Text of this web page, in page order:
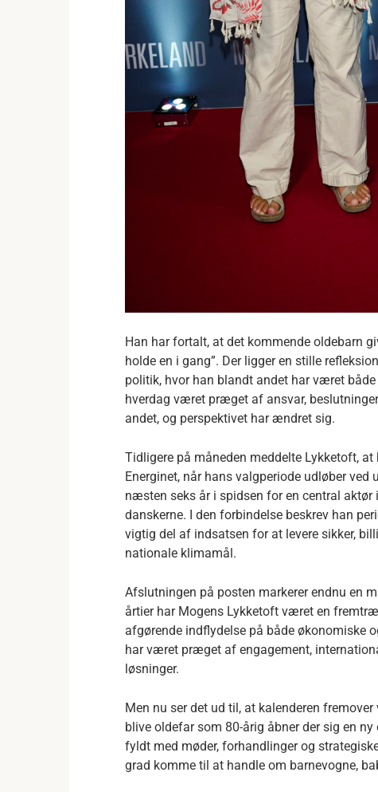
Han har fortalt, at det kommende oldebarn
holde en i gang”. Der ligger en stille
politik, hvor han blandt andet har været
hverdag været præget af ansvar,
andet, og perspektivet har ændret sig.
Tidligere på måneden meddelte Lykketoft,
Energinet, når hans valgperiode udløber
næsten seks år i spidsen for en central aktør
danskerne. I den forbindelse beskrev han
vigtig del af indsatsen for at levere sikker,
nationale klimamål.
Afslutningen på posten markerer endnu en
årtier har Mogens Lykketoft været en
afgørende indflydelse på både økonomiske
har været præget af engagement,
løsninger.
Men nu ser det ud til, at kalenderen
blive oldefar som 80-årig åbner der sig en
fyldt med møder, forhandlinger og
grad komme til at handle om barnevogne,